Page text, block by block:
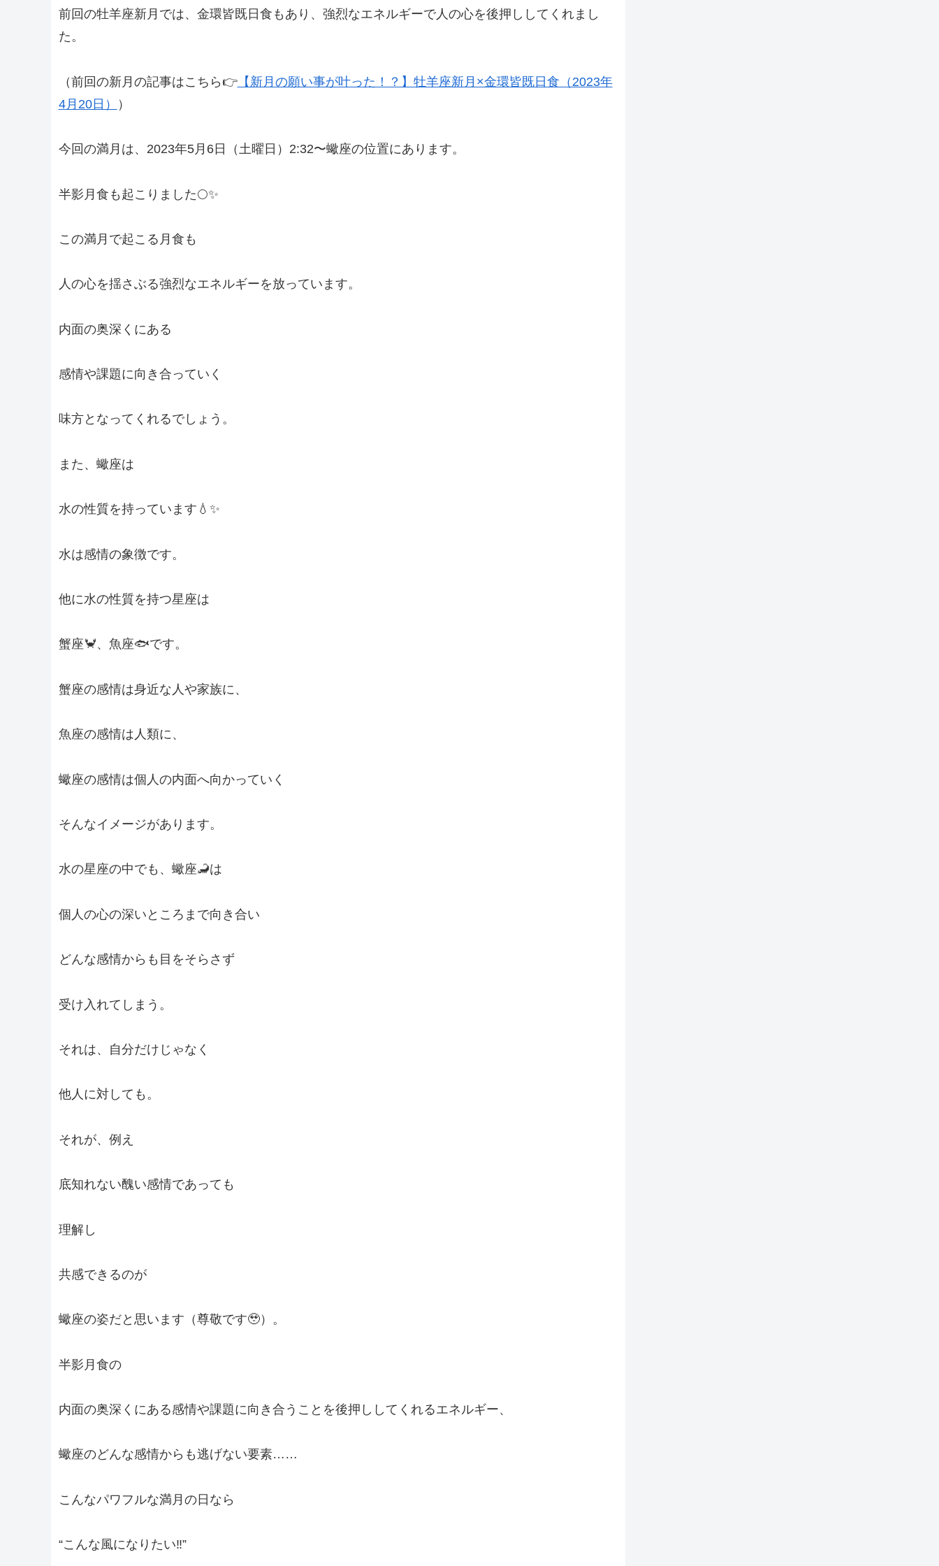
前回の牡羊座新月では、金環皆既日食もあり、強烈なエネルギーで人の心を後押ししてくれまし
た。
（前回の新月の記事はこちら👉【新月の願い事が叶った！？】牡羊座新月×金環皆既日食（2023年
4月20日）
）
今回の満月は、2023年5月6日（土曜日）2:32〜蠍座の位置にあります。
半影月食も起こりました🌕✨
この満月で起こる月食も
人の心を揺さぶる強烈なエネルギーを放っています。
内面の奥深くにある
感情や課題に向き合っていく
味方となってくれるでしょう。
また、蠍座は
水の性質を持っています💧✨
水は感情の象徴です。
他に水の性質を持つ星座は
蟹座🦀、魚座🐟です。
蟹座の感情は身近な人や家族に、
魚座の感情は人類に、
蠍座の感情は個人の内面へ向かっていく
そんなイメージがあります。
水の星座の中でも、蠍座🦂は
個人の心の深いところまで向き合い
どんな感情からも目をそらさず
受け入れてしまう。
それは、自分だけじゃなく
他人に対しても。
それが、例え
底知れない醜い感情であっても
理解し
共感できるのが
蠍座の姿だと思います（尊敬です🥹）。
半影月食の
内面の奥深くにある感情や課題に向き合うことを後押ししてくれるエネルギー、
蠍座のどんな感情からも逃げない要素……
こんなパワフルな満月の日なら
“こんな風になりたい‼️”